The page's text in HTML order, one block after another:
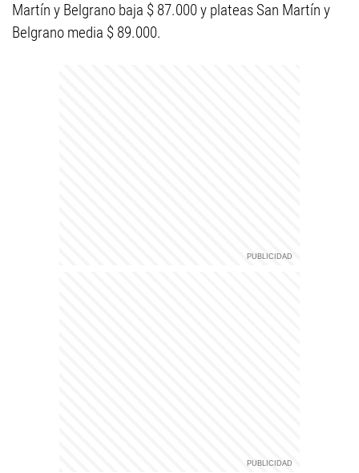
Martín y Belgrano baja $ 87.000 y plateas San Martín y
Belgrano media $ 89.000.